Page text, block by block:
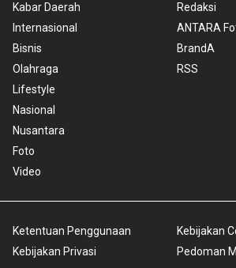
Kabar Daerah
Internasional
Bisnis
Olahraga
Lifestyle
Nasional
Nusantara
Foto
Video
Redaksi
ANTARA
BrandA
RSS
Ketentuan Penggunaan
Kebijakan Privasi
Kebijakan
Pedoman